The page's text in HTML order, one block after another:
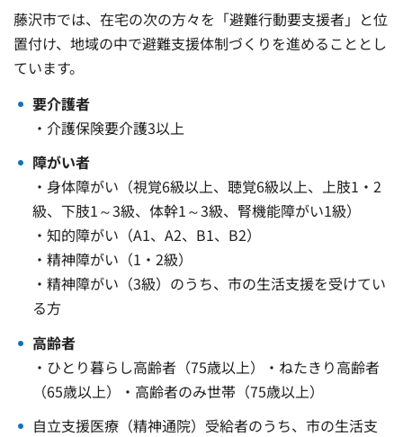
藤沢市では、在宅の次の方々を「避難行動要支援者」と位
置付け、地域の中で避難支援体制づくりを進めることとし
ています。
要介護者
・介護保険要介護3以上
障がい者
・身体障がい（視覚6級以上、聴覚6級以上、上肢1・2
級、下肢1～3級、体幹1～3級、腎機能障がい1級）
・知的障がい（A1、A2、B1、B2）
・精神障がい（1・2級）
・精神障がい（3級）のうち、市の生活支援を受けてい
る方
高齢者
・ひとり暮らし高齢者（75歳以上）・ねたきり高齢者
（65歳以上）・高齢者のみ世帯（75歳以上）
自立支援医療（精神通院）受給者のうち、市の生活支